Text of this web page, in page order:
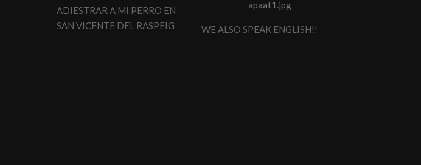
ADIESTRAR A MI PERRO EN
SAN VICENTE DEL RASPEIG
WE ALSO SPEAK ENGLISH!!